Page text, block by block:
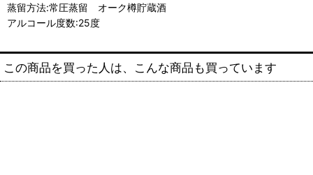
蒸留方法:常圧蒸留 オーク樽貯蔵酒
アルコール度数:25度
この商品を買った人は、こんな商品も買っています